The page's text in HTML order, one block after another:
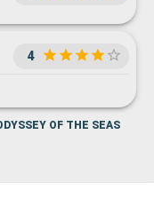
4
OF THE SEAS